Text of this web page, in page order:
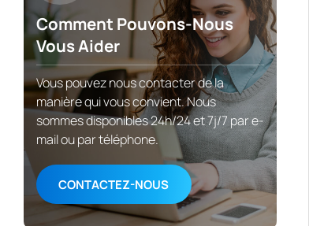
Comment Pouvons-Nous
Vous Aider
Vous pouvez nous contacter de la
manière qui vous convient. Nous
sommes disponibles 24h/24 et 7j/7 par e-
mail ou par téléphone.
CONTACTEZ-NOUS